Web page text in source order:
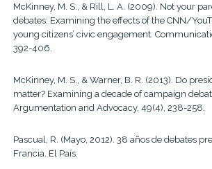
McKinney, M. S., & Rill, L. A. (2009). Not your
debates: Examining the effects of the CNN/
young citizens’ civic engagement.
392-406.
McKinney, M. S., & Warner, B. R. (2013). Do
matter? Examining a decade of campaign
Argumentation and Advocacy, 49(4), 238-258.
Pascual, R. (Mayo, 2012). 38 años de debates
Francia. El País.